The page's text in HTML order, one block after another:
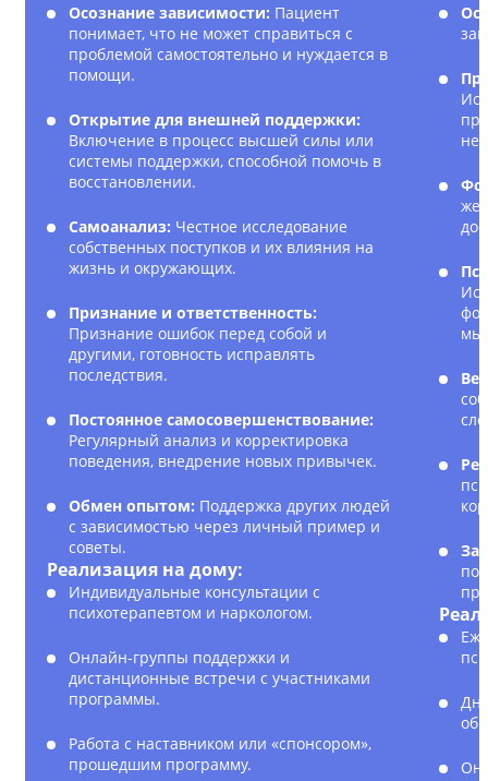
Осознание зависимости: Пациент
понимает, что не может справиться с
проблемой самостоятельно и нуждается в
помощи.
Открытие для внешней поддержки:
Включение в процесс высшей силы или
системы поддержки, способной помочь в
восстановлении.
Самоанализ: Честное исследование
собственных поступков и их влияния на
жизнь и окружающих.
Признание и ответственность:
Признание ошибок перед собой и
другими, готовность исправлять
последствия.
Постоянное самосовершенствование:
Регулярный анализ и корректировка
поведения, внедрение новых привычек.
Обмен опытом: Поддержка других людей
с зависимостью через личный пример и
советы.
Реализация на дому:
Индивидуальные консультации с
психотерапевтом и наркологом.
Онлайн-группы поддержки и
дистанционные встречи с участниками
программы.
Работа с наставником или «спонсором»,
прошедшим программу.